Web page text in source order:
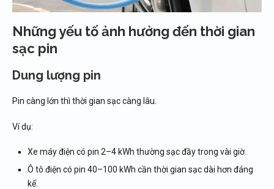
Những yếu tố ảnh hưởng đến thời gian
sạc pin
Dung lượng pin
Pin càng lớn thì thời gian sạc càng lâu.
Ví dụ:
Xe máy điện có pin 2–4 kWh thường sạc đầy trong vài giờ.
Ô tô điện có pin 40–100 kWh cần thời gian sạc dài hơn đáng
kể.